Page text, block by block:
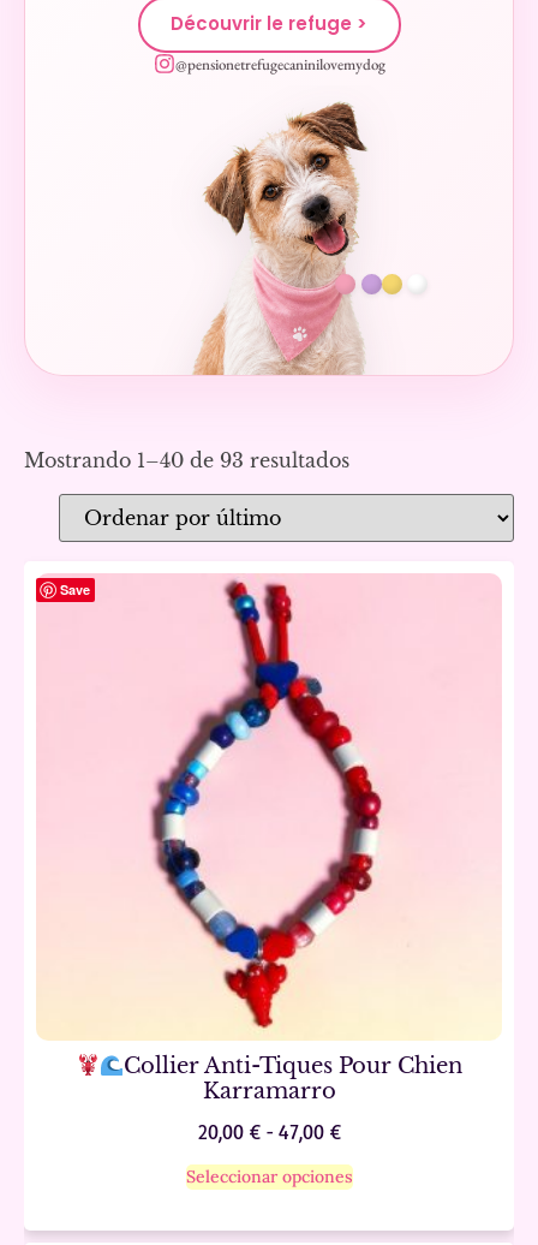
Découvrir le refuge >
@pensionetrefugecaninilovemydog
Mostrando 1–40 de 93 resultados
Save
Collier Anti-Tiques Pour Chien
Karramarro
20,00 € - 47,00 €
Seleccionar opciones